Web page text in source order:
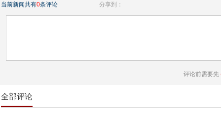
当前新闻共有0条评论 分享到：
评论前需要先
全部评论